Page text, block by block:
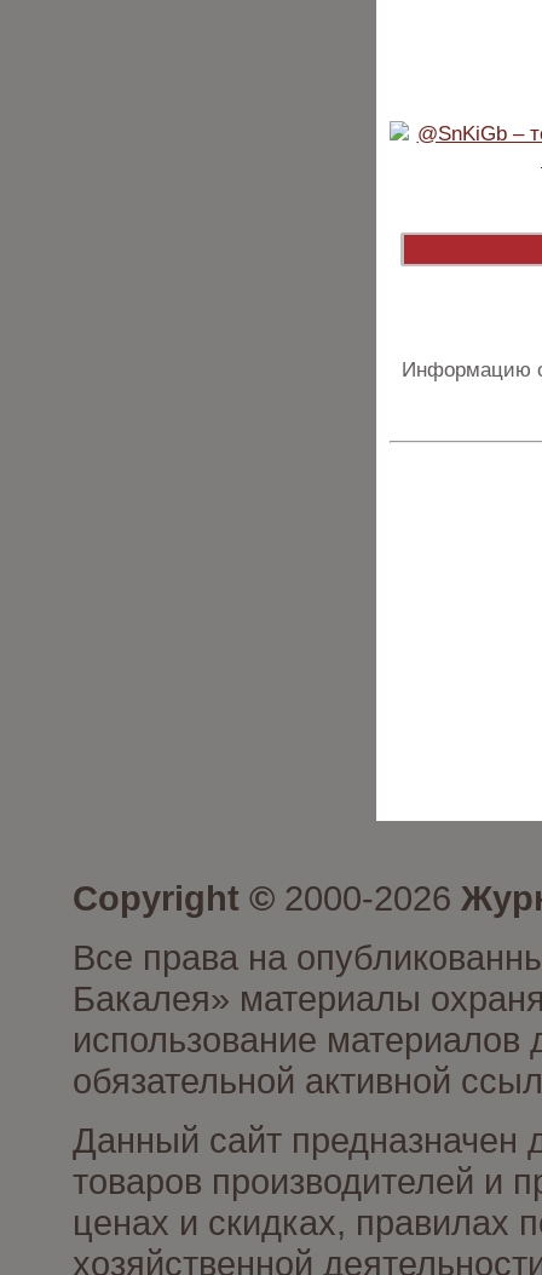
Информацию
Copyright © 2000-2026
Все права на
Бакалея» материалы
использование материалов
обязательной активной
Данный сайт предназначен
товаров производителей и
ценах и скидках, правилах
хозяйственной